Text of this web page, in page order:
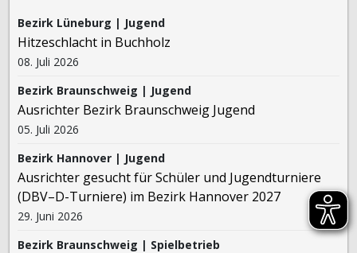
Bezirk Lüneburg | Jugend
Hitzeschlacht in Buchholz
08. Juli 2026
Bezirk Braunschweig | Jugend
Ausrichter Bezirk Braunschweig Jugend
05. Juli 2026
Bezirk Hannover | Jugend
Ausrichter gesucht für Schüler und Jugendturniere
(DBV–D-Turniere) im Bezirk Hannover 2027
29. Juni 2026
Bezirk Braunschweig | Spielbetrieb